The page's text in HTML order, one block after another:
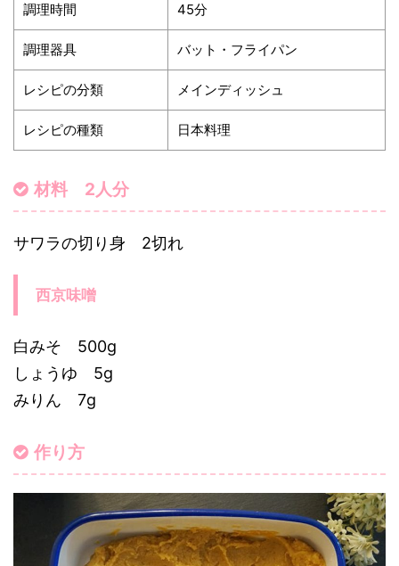
調理時間 45分
調理器具 バット・フライパン
レシピの分類 メインディッシュ
レシピの種類 日本料理
材料 2人分
サワラの切り身 2切れ
西京味噌
白みそ 500g
しょうゆ 5g
みりん 7g
作り方